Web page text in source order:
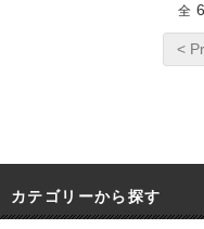
全 6
<
カテゴリーから探す